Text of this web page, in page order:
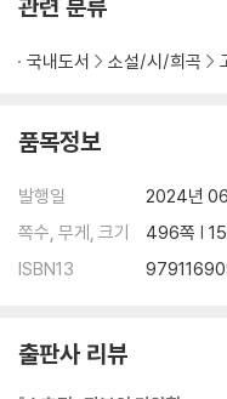
관련 분류
국내도서 소설/시/희곡
품목정보
발행일
2024년
쪽수, 무게, 크기
496쪽 |
ISBN13
출판사 리뷰